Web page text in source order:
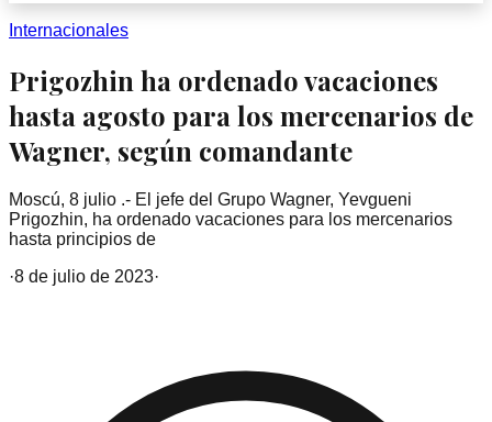
Internacionales
Prigozhin ha ordenado vacaciones
hasta agosto para los mercenarios de
Wagner, según comandante
Moscú, 8 julio .- El jefe del Grupo Wagner, Yevgueni
Prigozhin, ha ordenado vacaciones para los mercenarios
hasta principios de
·8 de julio de 2023·